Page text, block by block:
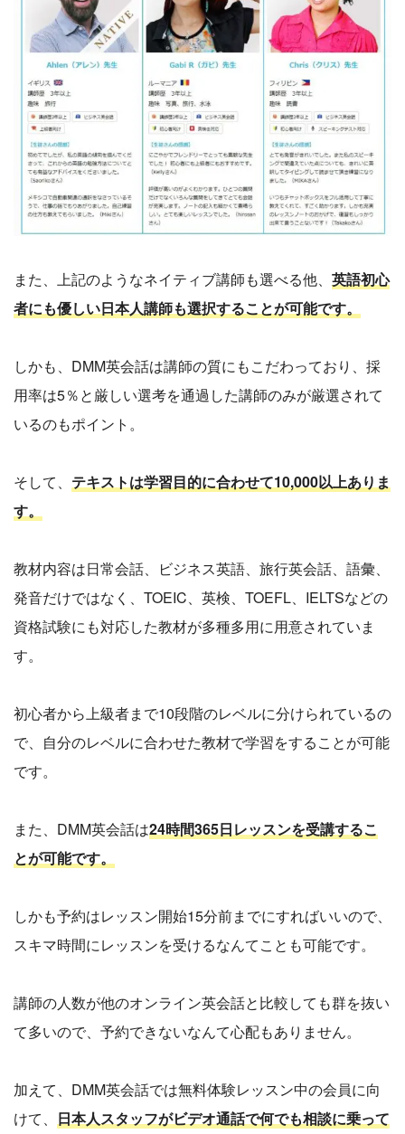
また、上記のようなネイティブ講師も選べる他、 英語初心
者にも優しい日本人講師も選択することが可能です。
しかも、DMM英会話は講師の質にもこだわっており、採
用率は5％と厳しい選考を通過した講師のみが厳選されて
いるのもポイント。
そして、 テキストは学習目的に合わせて10,000以上ありま
す。
教材内容は日常会話、ビジネス英語、旅行英会話、語彙、
発音だけではなく、TOEIC、英検、TOEFL、IELTSなどの
資格試験にも対応した教材が多種多用に用意されていま
す。
初心者から上級者まで10段階のレベルに分けられているの
で、自分のレベルに合わせた教材で学習をすることが可能
です。
また、DMM英会話は24時間365日レッスンを受講するこ
とが可能です。
しかも予約はレッスン開始15分前までにすればいいので、
スキマ時間にレッスンを受けるなんてことも可能です。
講師の人数が他のオンライン英会話と比較しても群を抜い
て多いので、予約できないなんて心配もありません。
加えて、DMM英会話では無料体験レッスン中の会員に向
けて、 日本人スタッフがビデオ通話で何でも相談に乗って